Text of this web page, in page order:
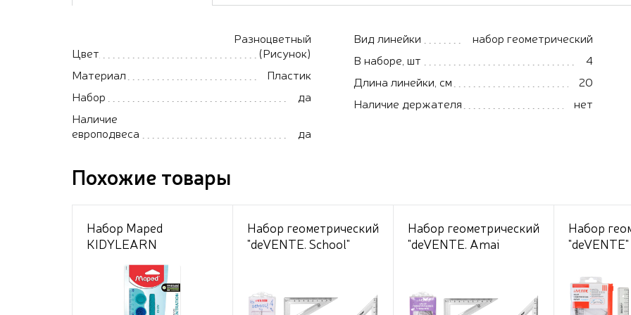
Цвет
Разноцветный
(Рисунок)
Материал
Пластик
Набор
да
Наличие
европодвеса
да
Вид линейки
набор геометрический
В наборе, шт
4
Длина линейки, см
20
Наличие держателя
нет
Похожие товары
Набор Maped
KIDYLEARN
предмета: линейка с
тактильными зонами,
карандаш с
Набор геометрический
"deVENTE. School"
волнистым краем и
трафаретами
Набор геометрический
"deVENTE. Amai
см с волнистым краем
и трафаретами
Набор
см, 2